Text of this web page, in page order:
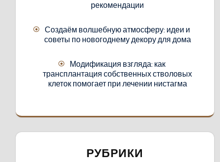
рекомендации
Создаём волшебную атмосферу: идеи и
советы по новогоднему декору для дома
Модификация взгляда: как
трансплантация собственных стволовых
клеток помогает при лечении нистагма
РУБРИКИ